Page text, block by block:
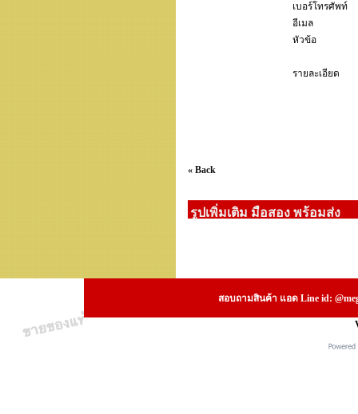
เบอร์โทรศัพท์
อีเมล
หัวข้อ
รายละเอียด
« Back
รูปเพิ่มเติม มือสอง พร้อมส่ง
สอบถามสินค้า แอด Line id: